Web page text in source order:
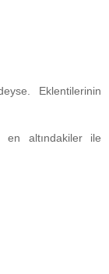
Eklentilerinin
en altındakiler ile